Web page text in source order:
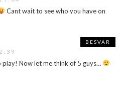
Cant wait to see who you have on
Now let me think of 5 guys…
BESVAR